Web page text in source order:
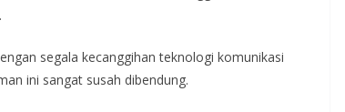
segala kecanggihan teknologi komunikasi
ini sangat susah dibendung.